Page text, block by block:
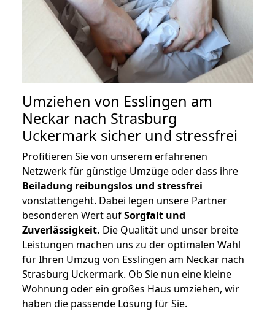
Umziehen von Esslingen am
Neckar nach Strasburg
Uckermark sicher und stressfrei
Profitieren Sie von unserem erfahrenen
Netzwerk für günstige Umzüge oder dass ihre
Beiladung reibungslos und stressfrei
vonstattengeht. Dabei legen unsere Partner
besonderen Wert aufSorgfalt und
Zuverlässigkeit. Die Qualität und unser breite
Leistungen machen uns zu der optimalen Wahl
für Ihren Umzug von Esslingen am Neckar nach
Strasburg Uckermark. Ob Sie nun eine kleine
Wohnung oder ein großes Haus umziehen, wir
haben die passende Lösung für Sie.